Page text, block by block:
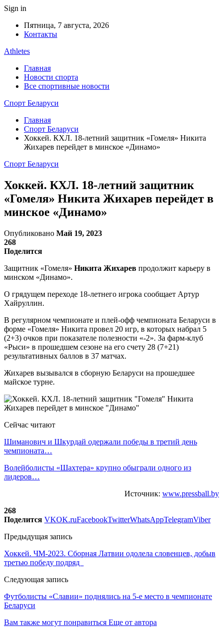
Sign in
Пятница, 7 августа, 2026
Контакты
Athletes
Главная
Новости спорта
Все спортивные новости
Спорт Беларуси
Главная
Спорт Беларуси
Хоккей. КХЛ. 18-летний защитник «Гомеля» Никита
Жихарев перейдет в минское «Динамо»
Спорт Беларуси
Хоккей. КХЛ. 18-летний защитник
«Гомеля» Никита Жихарев перейдет в
минское «Динамо»
Опубликовано Май 19, 2023
268
Поделится
Защитник «Гомеля» Никита Жихарев продолжит карьеру в
минском «Динамо».
О грядущем переходе 18-летнего игрока сообщает Артур
Хайруллин.
В регулярном чемпионате и плей-офф чемпионата Беларуси в
форме «Гомеля» Никита провел 20 игр, в которых набрал 5
(2+3) очков при показателе полезности «-2». За фарм-клуб
«Рыси» в прошедшем сезоне на его счету 28 (7+21)
результативных баллов в 37 матчах.
Жихарев вызывался в сборную Беларуси на прошедшее
майское турне.
Сейчас читают
Шиманович и Шкурдай одержали победы в третий день
чемпионата…
Волейболисты «Шахтера» крупно обыграли одного из
лидеров…
Источник: www.pressball.by
268
Поделится VKOK.ruFacebookTwitterWhatsAppTelegramViber
Предыдущая запись
Хоккей. ЧМ-2023. Сборная Латвии одолела словенцев, добыв
третью победу подряд
Следующая запись
Футболисты «Славии» поднялись на 5-е место в чемпионате
Беларуси
Вам также могут понравиться Еще от автора